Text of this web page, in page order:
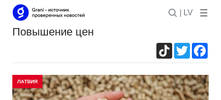
| LV
повышение цен
TikTokTwitter
ЛАТВИЯ